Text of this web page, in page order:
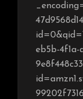
eb5b-4f1a-